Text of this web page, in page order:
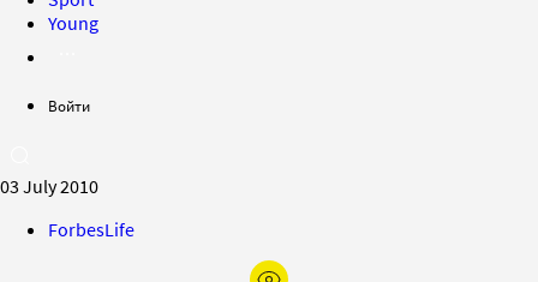
Young
Войти
03 July 2010
ForbesLife